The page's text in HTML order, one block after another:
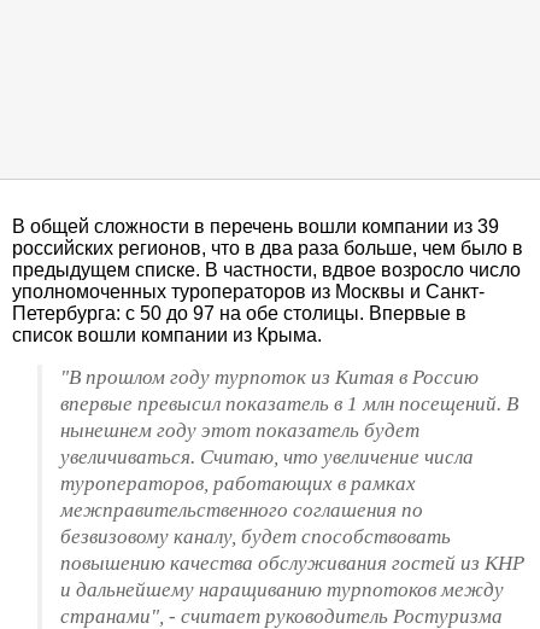
В общей сложности в перечень вошли компании из 39
российских регионов, что в два раза больше, чем было в
предыдущем списке. В частности, вдвое возросло число
уполномоченных туроператоров из Москвы и Санкт-
Петербурга: с 50 до 97 на обе столицы. Впервые в
список вошли компании из Крыма.
"В прошлом году турпоток из Китая в Россию
впервые превысил показатель в 1 млн посещений. В
нынешнем году этот показатель будет
увеличиваться. Считаю, что увеличение числа
туроператоров, работающих в рамках
межправительственного соглашения по
безвизовому каналу, будет способствовать
повышению качества обслуживания гостей из КНР
и дальнейшему наращиванию турпотоков между
странами", - считает руководитель Ростуризма